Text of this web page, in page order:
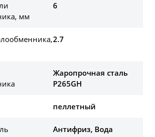
мм
6
2.7
Жаропрочная сталь
P265GH
пеллетный
Антифриз, Вода